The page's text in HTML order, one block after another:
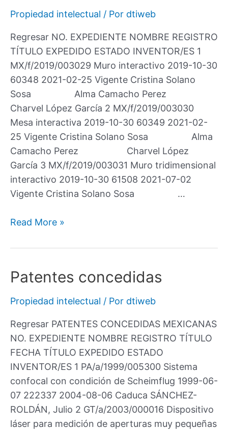
Propiedad intelectual / Por dtiweb
Regresar NO. EXPEDIENTE NOMBRE REGISTRO
TÍTULO EXPEDIDO ESTADO INVENTOR/ES 1
MX/f/2019/003029 Muro interactivo 2019-10-30
60348 2021-02-25 Vigente Cristina Solano
Sosa Alma Camacho Perez
Charvel López García 2 MX/f/2019/003030
Mesa interactiva 2019-10-30 60349 2021-02-
25 Vigente Cristina Solano Sosa Alma
Camacho Perez Charvel López
García 3 MX/f/2019/003031 Muro tridimensional
interactivo 2019-10-30 61508 2021-07-02
Vigente Cristina Solano Sosa …
Read More »
Patentes concedidas
Propiedad intelectual / Por dtiweb
Regresar PATENTES CONCEDIDAS MEXICANAS
NO. EXPEDIENTE NOMBRE REGISTRO TÍTULO
FECHA TÍTULO EXPEDIDO ESTADO
INVENTOR/ES 1 PA/a/1999/005300 Sistema
confocal con condición de Scheimflug 1999-06-
07 222337 2004-08-06 Caduca SÁNCHEZ-
ROLDÁN, Julio 2 GT/a/2003/000016 Dispositivo
láser para medición de aperturas muy pequeñas